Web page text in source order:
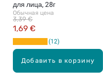
Добавить в корзину
для лица, 28г
Обычная цена
1,69 €
3,39 €
12